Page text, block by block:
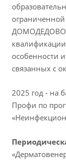
ДОМОДЕДОВО-
особенности
связанных с
2025 год - на
Профи по